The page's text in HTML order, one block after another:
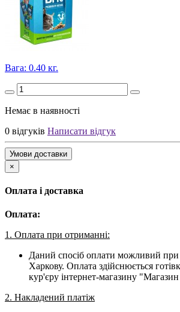
Вага: 0.40 кг.
Немає в наявності
0 відгуків Написати відгук
Умови доставки
×
Оплата і доставка
Оплата:
1. Оплата при отриманні:
Даний спосіб оплати можливий при
Харкову. Оплата здійснюється
кур'єру інтернет-магазину
2. Накладений платіж